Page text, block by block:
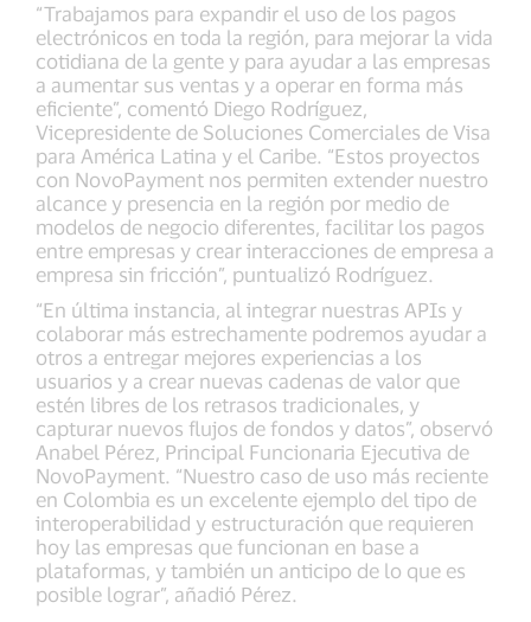
“Trabajamos para expandir el uso de los pagos
electrónicos en toda la región, para mejorar la vida
cotidiana de la gente y para ayudar a las empresas
a aumentar sus ventas y a operar en forma más
eficiente”, comentó Diego Rodríguez,
Vicepresidente de Soluciones Comerciales de Visa
para América Latina y el Caribe. “Estos proyectos
con NovoPayment nos permiten extender nuestro
alcance y presencia en la región por medio de
modelos de negocio diferentes, facilitar los pagos
entre empresas y crear interacciones de empresa a
empresa sin fricción”, puntualizó Rodríguez.
“En última instancia, al integrar nuestras APIs y
colaborar más estrechamente podremos ayudar a
otros a entregar mejores experiencias a los
usuarios y a crear nuevas cadenas de valor que
estén libres de los retrasos tradicionales, y
capturar nuevos flujos de fondos y datos”, observó
Anabel Pérez, Principal Funcionaria Ejecutiva de
NovoPayment. “Nuestro caso de uso más reciente
en Colombia es un excelente ejemplo del tipo de
interoperabilidad y estructuración que requieren
hoy las empresas que funcionan en base a
plataformas, y también un anticipo de lo que es
posible lograr”, añadió Pérez.